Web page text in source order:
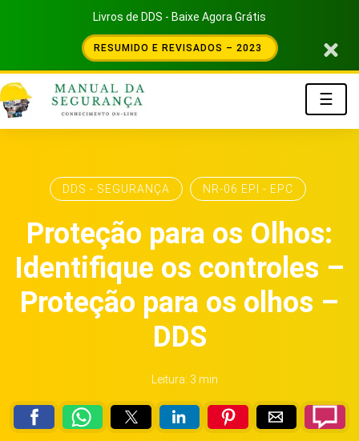
Livros de DDS - Baixe Agora Grátis
RESUMIDO E REVISADOS – 2023
☰
DDS - SEGURANÇA NR-06 EPI - EPC
Proteção para os Olhos:
Identifique os controles –
Proteção para os olhos –
DDS
Leitura: 3 min